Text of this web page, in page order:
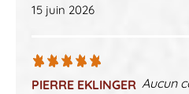
15 juin 2026
PIERRE EKLINGER Aucun